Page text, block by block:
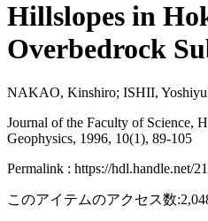
Hillslopes in
Overbedrock
NAKAO, Kinshiro; ISHII,
Journal of the Faculty of Science,
Geophysics, 1996, 10(1), 89-105
Permalink : https://hdl.handle.net/
このアイテムのアクセス数: